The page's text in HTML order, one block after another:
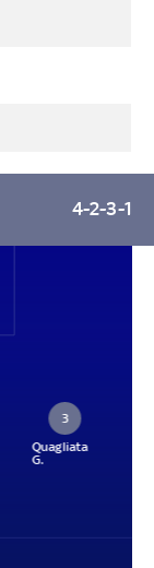
4-2-3-1
3
Quagliata
G.